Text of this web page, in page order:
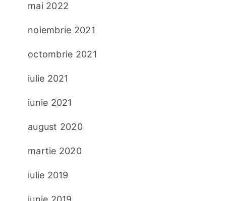
mai 2022
noiembrie 2021
octombrie 2021
iulie 2021
iunie 2021
august 2020
martie 2020
iulie 2019